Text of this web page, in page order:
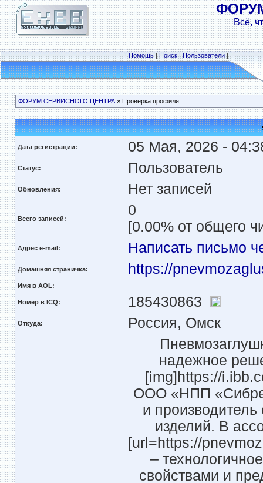
Всё,
|Помощь|Поиск|Пользователи|
ФОРУМ СЕРВИСНОГО ЦЕНТРА» Проверка профиля
Дата регистрации: 05 Мая, 2026 -
Статус: Пользователь
Обновления: Нет записей
Всего записей:
0
[0.00% от общего
Адрес e-mail: Написать письмо
Домашняя страничка: https://
Имя в AOL:
Номер в ICQ: 185430863
Откуда: Россия, Омск
надежное
[img]https://
ООО «НПП
и
изделий. В
[url=https://
–
свойствами и